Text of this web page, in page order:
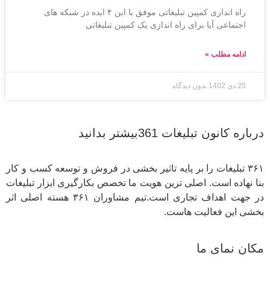
راه اندازی کمپین تبلیغاتی موفق با این ۴ ایده در شبکه های
اجتماعی آیا برای راه اندازی یک کمپین تبلیغاتی
ادامه مطلب »
25 دی 1402 بدون دیدگاه
درباره کانون تبلیغات 361بیشتر بدانید
۳۶۱ تبلیغات را بر پایه تاثیر بخشی در فروش و توسعه کسب و کار
بنا نهاده است. اصلی ترین هویت ما تخصص بکارگیری ابزار تبلیغات
در جهت اهداف تجاری است.تیم مشاوران ۳۶۱ هسته اصلی اثر
بخشی این فعالیت هاست.
مکان نمای ما